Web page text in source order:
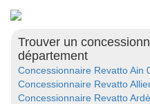
Trouver un
département
Concessionnaire Revatto Ain
Concessionnaire Revatto
Concessionnaire Revatto